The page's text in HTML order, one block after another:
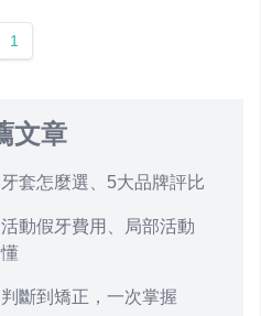
1
文章
套怎麼選、5大品牌評比
動假牙費用、局部活動
斷到矯正，一次掌握